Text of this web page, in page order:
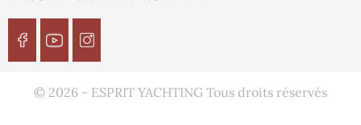
© 2026 - ESPRIT YACHTING Tous droits réservés